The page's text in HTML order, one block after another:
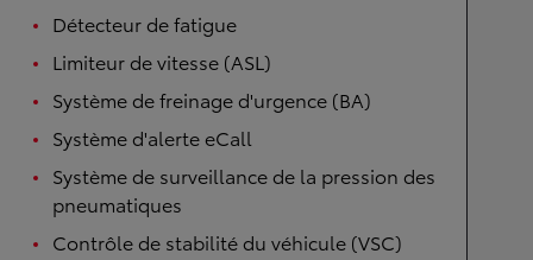
Détecteur de fatigue
Limiteur de vitesse (ASL)
Système de freinage d'urgence (BA)
Système d'alerte eCall
Système de surveillance de la pression des
pneumatiques
Contrôle de stabilité du véhicule (VSC)